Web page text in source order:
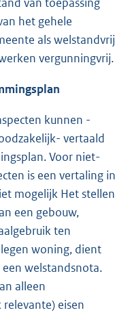
het gehele
als welstandvrij
vergunningvrij.
kunnen -
vertaald
Voor niet-
is een vertaling in
mogelijk Het stellen
een gebouw,
ten
woning, dient
welstandsnota.
alleen
eisen